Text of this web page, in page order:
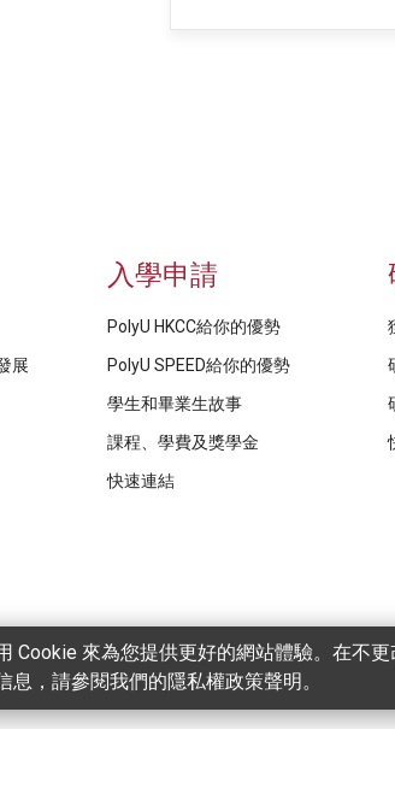
Cookie 來為您提供更好的網站體驗。在不
息，請參閱我們的隱私權政策聲明。
展
入學申請
PolyU HKCC給你的優勢
PolyU SPEED給你的優勢
學生和畢業生故事
課程、學費及獎學金
快速連結
私隱政策聲明 版權與免責聲明